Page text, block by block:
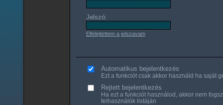
Jelszó:
Elfelejtettem a jelszavam
Automatikus bejelentkezés
Ezt a funkciót csak akkor használd ha saját
Rejtett bejelentkezés
Ha ezt a funkciót használod, akkor nem
felhasználók listáján